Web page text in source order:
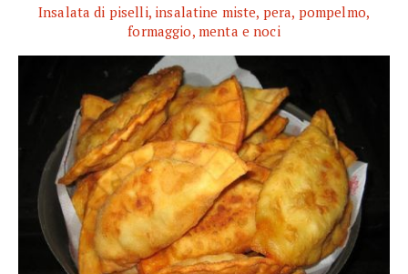
Insalata di piselli, insalatine miste, pera, pompelmo,
formaggio, menta e noci